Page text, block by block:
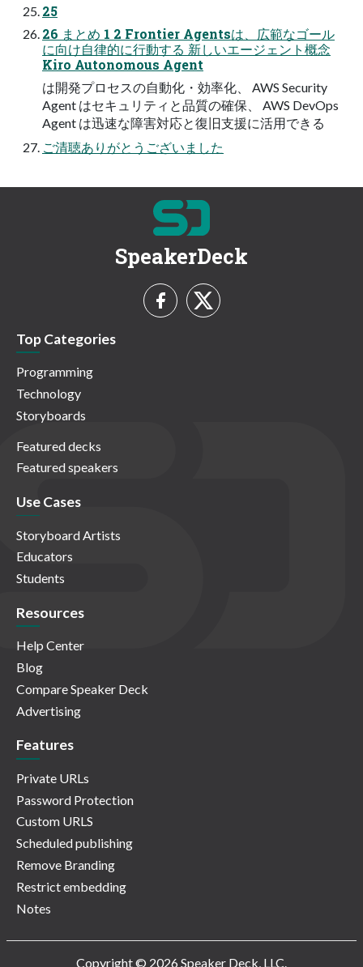
25
26 まとめ 1 2 Frontier Agentsは、広範なゴール
に向け自律的に行動する 新しいエージェント概念
Kiro Autonomous Agent
は開発プロセスの自動化・効率化、 AWS Security
Agent はセキュリティと品質の確保、 AWS DevOps
Agent は迅速な障害対応と復旧支援に活用できる
ご清聴ありがとうございました
SpeakerDeck
Top Categories
Programming
Technology
Storyboards
Featured decks
Featured speakers
Use Cases
Storyboard Artists
Educators
Students
Resources
Help Center
Blog
Compare Speaker Deck
Advertising
Features
Private URLs
Password Protection
Custom URLS
Scheduled publishing
Remove Branding
Restrict embedding
Notes
Copyright © 2026 Speaker Deck, LLC.